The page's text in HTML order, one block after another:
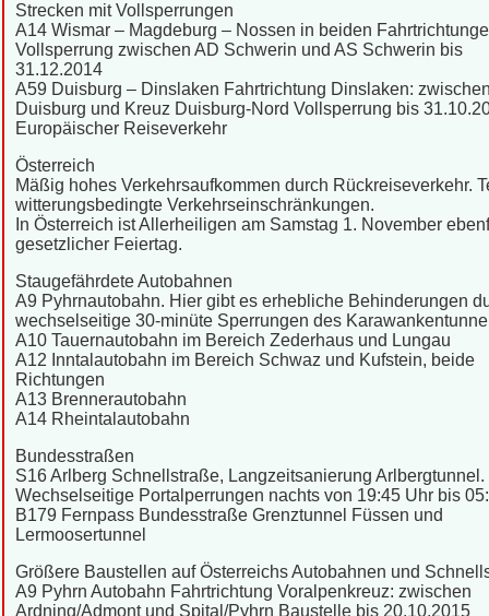
Strecken mit Vollsperrungen
A14 Wismar – Magdeburg – Nossen in beiden
Vollsperrung zwischen AD Schwerin und AS Schwerin bis
31.12.2014
A59 Duisburg – Dinslaken Fahrtrichtung Dinslaken:
Duisburg und Kreuz Duisburg-Nord Vollsperrung bis
Europäischer Reiseverkehr
Österreich
Mäßig hohes Verkehrsaufkommen durch Rückreiseverkehr.
witterungsbedingte Verkehrseinschränkungen.
In Österreich ist Allerheiligen am Samstag 1. November
gesetzlicher Feiertag.
Staugefährdete Autobahnen
A9 Pyhrnautobahn. Hier gibt es erhebliche Behinderungen
wechselseitige 30-minüte Sperrungen des
A10 Tauernautobahn im Bereich Zederhaus und Lungau
A12 Inntalautobahn im Bereich Schwaz und Kufstein, beide
Richtungen
A13 Brennerautobahn
A14 Rheintalautobahn
Bundesstraßen
S16 Arlberg Schnellstraße, Langzeitsanierung Arlbergtunnel.
Wechselseitige Portalperrungen nachts von 19:45 Uhr bis
B179 Fernpass Bundesstraße Grenztunnel Füssen und
Lermoosertunnel
Größere Baustellen auf Österreichs Autobahnen und
A9 Pyhrn Autobahn Fahrtrichtung Voralpenkreuz: zwischen
Ardning/Admont und Spital/Pyhrn Baustelle bis 20.10.2015